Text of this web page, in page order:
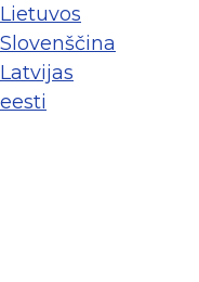
Lietuvos
Slovenščina
Latvijas
eesti